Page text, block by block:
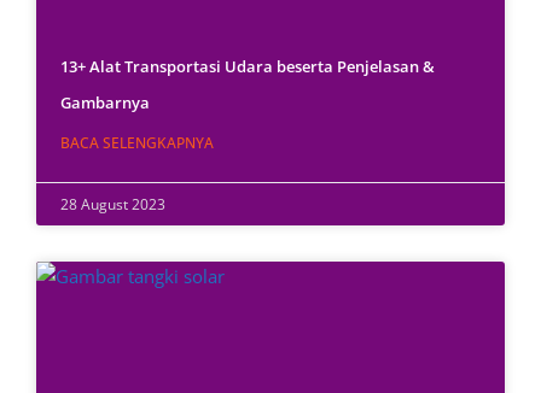
13+ Alat Transportasi Udara beserta Penjelasan &
Gambarnya
BACA SELENGKAPNYA
28 August 2023